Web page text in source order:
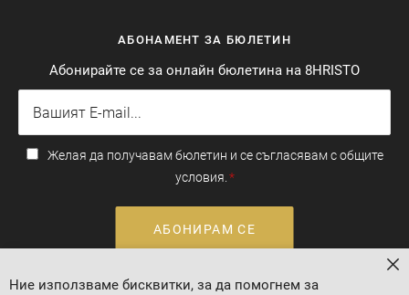
АБОНАМЕНТ ЗА БЮЛЕТИН
Абонирайте се за онлайн бюлетина на 8HRISTO
Желая да получавам бюлетин и се съгласявам с общите
условия.
АБОНИРАМ СЕ
Ние използваме бисквитки, за да помогнем за